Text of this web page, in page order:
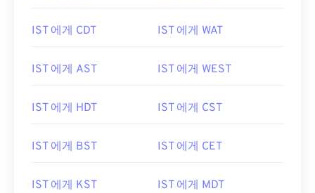
IST 에게 CDT IST 에게 WAT
IST 에게 AST IST 에게 WEST
IST 에게 HDT IST 에게 CST
IST 에게 BST IST 에게 CET
IST 에게 KST IST 에게 MDT